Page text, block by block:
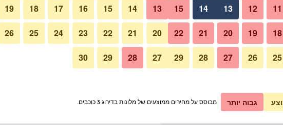
ללילה
₪724 אני רוצה להזמין
₪778 אני רוצה להזמין תמונה של Bled Rose Hotel
11
12
13
14
15
18
19
20
21
22
25
26
27
28
29
13
14
15
16
17
18
19
20
21
22
23
24
25
26
27
28
29
30
גבוה יותר מבוסס על מחירים ממוצעים של מלונות בדירוג 3 כוכבים.